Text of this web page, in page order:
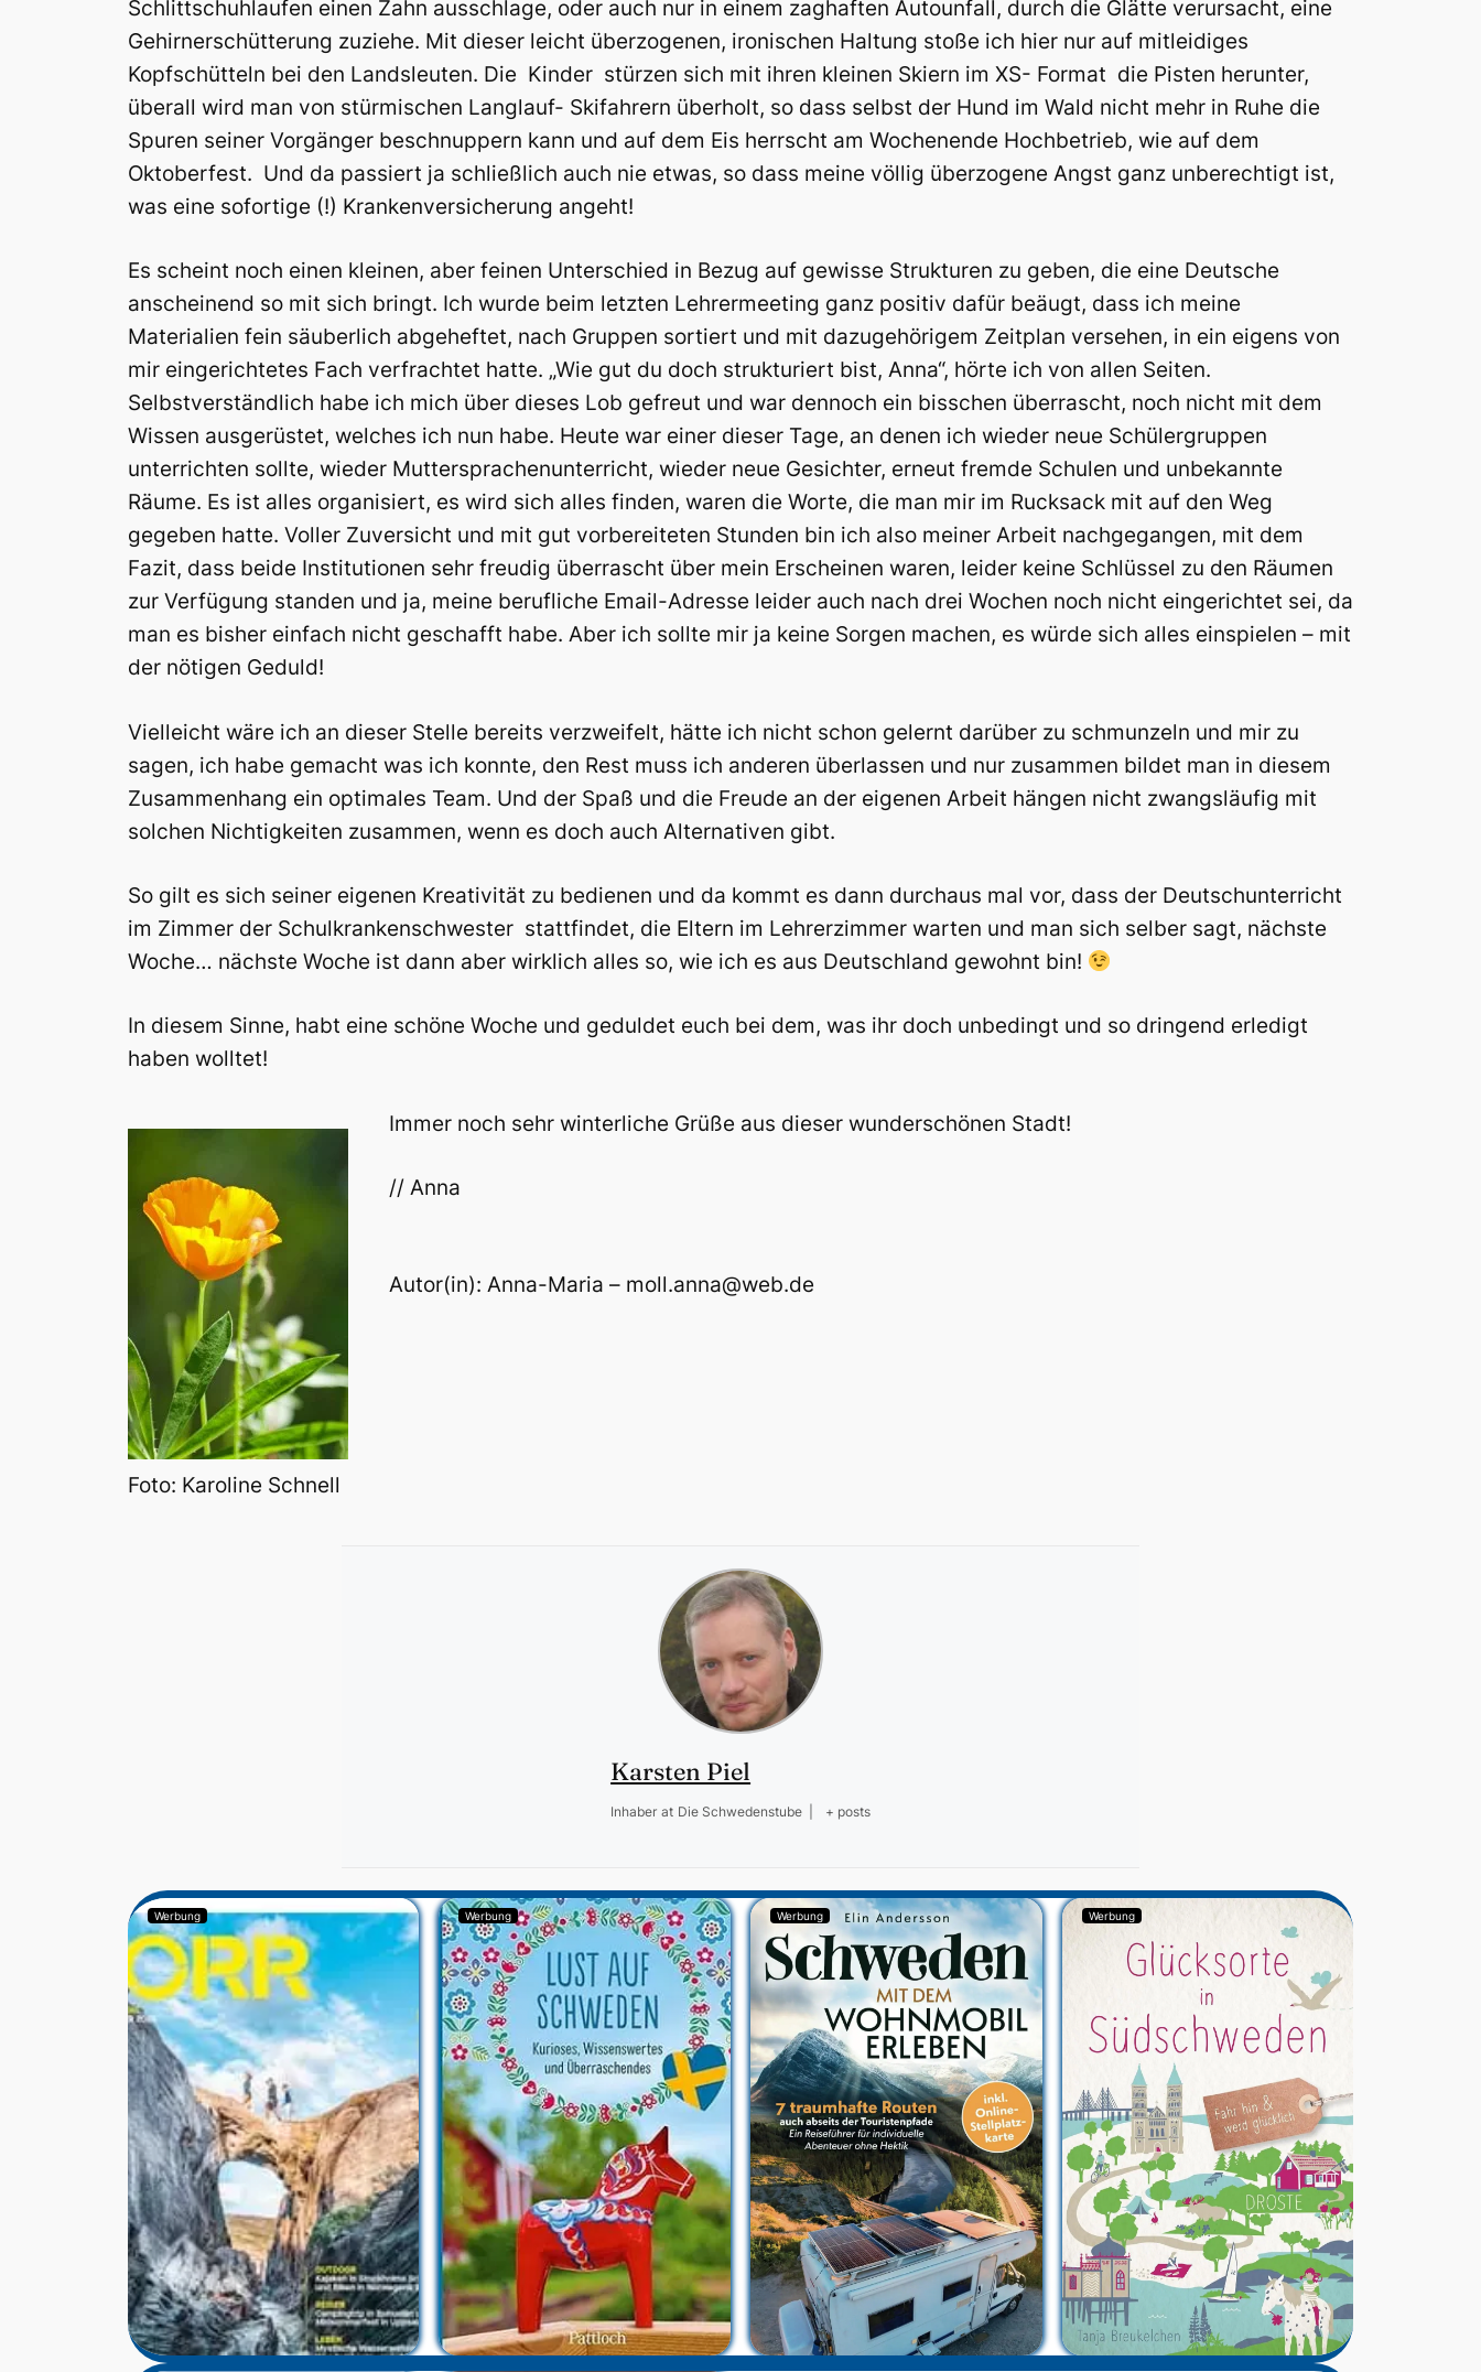
Schlittschuhlaufen einen Zahn ausschlage, oder auch nur in einem zaghaften Autounfall, durch die Glätte verursacht, eine
Gehirnerschütterung zuziehe. Mit dieser leicht überzogenen, ironischen Haltung stoße ich hier nur auf mitleidiges
Kopfschütteln bei den Landsleuten. Die Kinder stürzen sich mit ihren kleinen Skiern im XS- Format die Pisten herunter,
überall wird man von stürmischen Langlauf- Skifahrern überholt, so dass selbst der Hund im Wald nicht mehr in Ruhe die
Spuren seiner Vorgänger beschnuppern kann und auf dem Eis herrscht am Wochenende Hochbetrieb, wie auf dem
Oktoberfest. Und da passiert ja schließlich auch nie etwas, so dass meine völlig überzogene Angst ganz unberechtigt ist,
was eine sofortige (!) Krankenversicherung angeht!
Es scheint noch einen kleinen, aber feinen Unterschied in Bezug auf gewisse Strukturen zu geben, die eine Deutsche
anscheinend so mit sich bringt. Ich wurde beim letzten Lehrermeeting ganz positiv dafür beäugt, dass ich meine
Materialien fein säuberlich abgeheftet, nach Gruppen sortiert und mit dazugehörigem Zeitplan versehen, in ein eigens von
mir eingerichtetes Fach verfrachtet hatte. „Wie gut du doch strukturiert bist, Anna“, hörte ich von allen Seiten.
Selbstverständlich habe ich mich über dieses Lob gefreut und war dennoch ein bisschen überrascht, noch nicht mit dem
Wissen ausgerüstet, welches ich nun habe. Heute war einer dieser Tage, an denen ich wieder neue Schülergruppen
unterrichten sollte, wieder Muttersprachenunterricht, wieder neue Gesichter, erneut fremde Schulen und unbekannte
Räume. Es ist alles organisiert, es wird sich alles finden, waren die Worte, die man mir im Rucksack mit auf den Weg
gegeben hatte. Voller Zuversicht und mit gut vorbereiteten Stunden bin ich also meiner Arbeit nachgegangen, mit dem
Fazit, dass beide Institutionen sehr freudig überrascht über mein Erscheinen waren, leider keine Schlüssel zu den Räumen
zur Verfügung standen und ja, meine berufliche Email-Adresse leider auch nach drei Wochen noch nicht eingerichtet sei, da
man es bisher einfach nicht geschafft habe. Aber ich sollte mir ja keine Sorgen machen, es würde sich alles einspielen – mit
der nötigen Geduld!
Vielleicht wäre ich an dieser Stelle bereits verzweifelt, hätte ich nicht schon gelernt darüber zu schmunzeln und mir zu
sagen, ich habe gemacht was ich konnte, den Rest muss ich anderen überlassen und nur zusammen bildet man in diesem
Zusammenhang ein optimales Team. Und der Spaß und die Freude an der eigenen Arbeit hängen nicht zwangsläufig mit
solchen Nichtigkeiten zusammen, wenn es doch auch Alternativen gibt.
So gilt es sich seiner eigenen Kreativität zu bedienen und da kommt es dann durchaus mal vor, dass der Deutschunterricht
im Zimmer der Schulkrankenschwester stattfindet, die Eltern im Lehrerzimmer warten und man sich selber sagt, nächste
Woche… nächste Woche ist dann aber wirklich alles so, wie ich es aus Deutschland gewohnt bin!
In diesem Sinne, habt eine schöne Woche und geduldet euch bei dem, was ihr doch unbedingt und so dringend erledigt
haben wolltet!
Foto: Karoline Schnell
Immer noch sehr winterliche Grüße aus dieser wunderschönen Stadt!
// Anna
Autor(in): Anna-Maria – moll.anna@web.de
Karsten Piel
Inhaber at Die Schwedenstube + posts
Werbung Werbung Werbung Werbung